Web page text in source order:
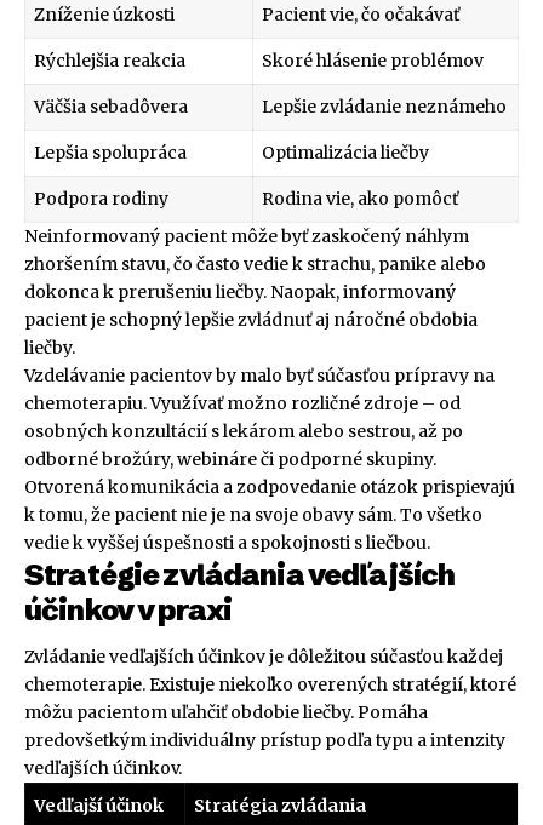
Zníženie úzkosti Pacient vie, čo očakávať
Rýchlejšia reakcia Skoré hlásenie problémov
Väčšia sebadôvera Lepšie zvládanie neznámeho
Lepšia spolupráca Optimalizácia liečby
Podpora rodiny
Rodina vie, ako pomôcť
Neinformovaný pacient môže byť zaskočený náhlym
zhoršením stavu, čo často vedie k strachu, panike alebo
dokonca k prerušeniu liečby. Naopak, informovaný
pacient je schopný lepšie zvládnuť aj náročné obdobia
liečby.
Vzdelávanie pacientov by malo byť súčasťou prípravy na
chemoterapiu. Využívať možno rozličné zdroje – od
osobných konzultácií s lekárom alebo sestrou, až po
odborné brožúry, webináre či podporné skupiny.
Otvorená komunikácia a zodpovedanie otázok prispievajú
k tomu, že pacient nie je na svoje obavy sám. To všetko
vedie k vyššej úspešnosti a spokojnosti s liečbou.
Stratégie zvládania vedľajších
účinkov v praxi
Zvládanie vedľajších účinkov je dôležitou súčasťou každej
chemoterapie. Existuje niekoľko overených stratégií, ktoré
môžu pacientom uľahčiť obdobie liečby. Pomáha
predovšetkým individuálny prístup podľa typu a intenzity
vedľajších účinkov.
Vedľajší účinok
Stratégia zvládania